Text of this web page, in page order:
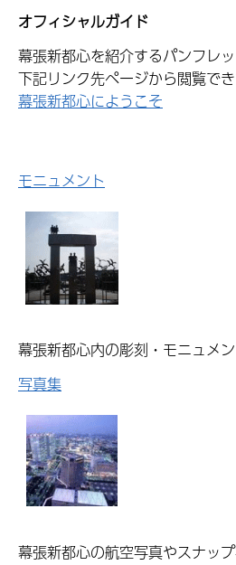
オフィシャルガイド
幕張新都心を紹介するパンフレッ
下記リンク先ページから閲覧でき
幕張新都心にようこそ
モニュメント
幕張新都心内の彫刻・モニュメ
写真集
幕張新都心の航空写真やスナップ